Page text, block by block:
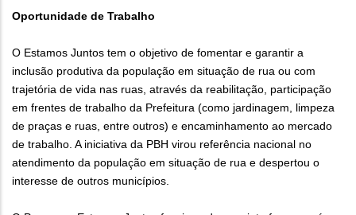
Oportunidade de Trabalho
O Estamos Juntos tem o objetivo de fomentar e garantir a
inclusão produtiva da população em situação de rua ou com
trajetória de vida nas ruas, através da reabilitação, participação
em frentes de trabalho da Prefeitura (como jardinagem, limpeza
de praças e ruas, entre outros) e encaminhamento ao mercado
de trabalho. A iniciativa da PBH virou referência nacional no
atendimento da população em situação de rua e despertou o
interesse de outros municípios.